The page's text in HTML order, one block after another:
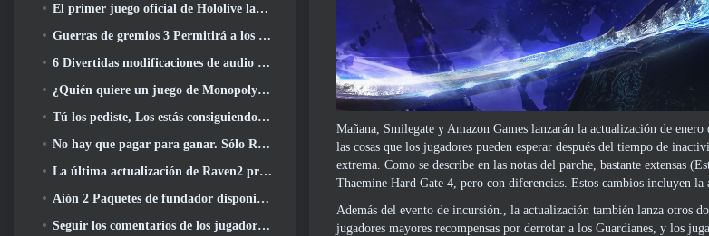
Mañana, Smilegate y Amazon Games lanzarán la actualización de
las cosas que los jugadores pueden esperar después del tiempo de
extrema. Como se describe en las notas del parche, bastante extensas
Thaemine Hard Gate 4, pero con diferencias. Estos cambios incluyen
Además del evento de incursión., la actualización también lanza otros
jugadores mayores recompensas por derrotar a los Guardianes, y los
El primer juego oficial de Hololive lanzado esta semana
Guerras de gremios 3 Permitirá a los jugadores experimentar el mundo de Tyria antes de que los dragones ancianos despertaran
6 Divertidas modificaciones de audio que debes probar para Marvel Rivals
¿Quién quiere un juego de Monopoly RuneScape?? Porque uno está en camino
Tú los pediste, Los estás consiguiendo. Los dragones están llegando a Albion Online
No hay que pagar para ganar. Sólo Ragnarök. Origin Classic se lanza en julio 23
La última actualización de Raven2 presenta el sistema de despertar de habilidades, Brindar a los jugadores más formas de mejorar sus habilidades
Aión 2 Paquetes de fundador disponibles para su compra, Completo con cinco días de acceso anticipado
Seguir los comentarios de los jugadores, Los jugadores de League Of Legends Classic no tendrán que pagar por máscaras clásicas